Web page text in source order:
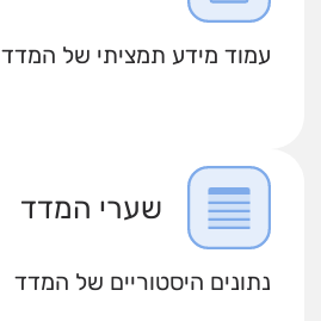
עמוד מידע תמציתי של המדד
שערי המדד
נתונים היסטוריים של המדד